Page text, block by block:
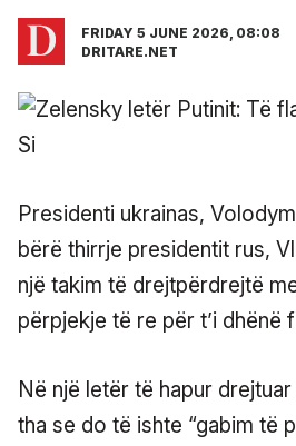
FRIDAY 5 JUNE 2026, 08:08
DRITARE.NET
Presidenti ukrainas,
bërë thirrje presidentit rus,
një takim të drejtpërdrejtë
përpjekje të re për t’i dhënë
Në një letër të hapur
tha se do të ishte “gabim të